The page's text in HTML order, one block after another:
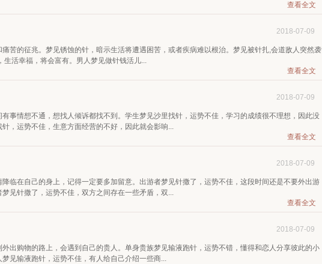
查看全文
2018-07-09
苦的征兆。梦见锈蚀的针，暗示生活将遭遇困苦，或者疾病难以根治。梦见被针扎,会道敌人突然袭
生活幸福，将会富有。男人梦见做针钱活儿...
查看全文
2018-07-09
事情想不通，想找人倾诉都找不到。学生梦见沙里找针，运势不佳，学习的成绩很不理想，因此没
，运势不佳，生意方面经营的不好，因此就会影响...
查看全文
2018-07-09
临在自己的身上，记得一定要多加留意。出游者梦见针撒了，运势不佳，这段时间还是不要外出游
见针撒了，运势不佳，双方之间存在一些矛盾，双...
查看全文
2018-07-09
出购物的路上，会遇到自己的贵人。单身贵族梦见输液跑针，运势不错，懂得和恋人分享彼此的小
见输液跑针，运势不佳，有人给自己介绍一些商...